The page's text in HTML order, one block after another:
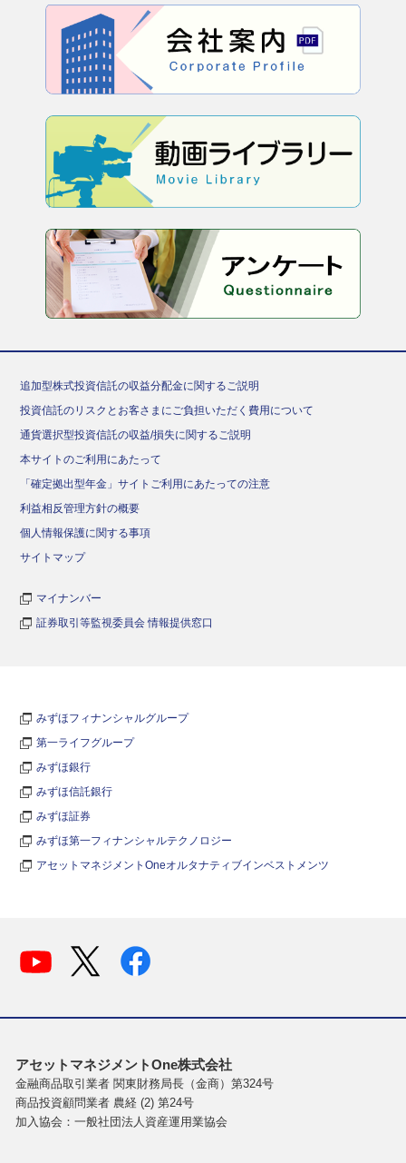
追加型株式投資信託の収益分配金に関するご説明
投資信託のリスクとお客さまにご負担いただく費用について
通貨選択型投資信託の収益/損失に関するご説明
本サイトのご利用にあたって
「確定拠出型年金」サイトご利用にあたっての注意
利益相反管理方針の概要
個人情報保護に関する事項
サイトマップ
マイナンバー
証券取引等監視委員会 情報提供窓口
みずほフィナンシャルグループ
第一ライフグループ
みずほ銀行
みずほ信託銀行
みずほ証券
みずほ第一フィナンシャルテクノロジー
アセットマネジメントOneオルタナティブインベストメンツ
アセットマネジメントOne株式会社
金融商品取引業者 関東財務局長（金商）第324号
商品投資顧問業者 農経 (2) 第24号
加入協会：一般社団法人資産運用業協会